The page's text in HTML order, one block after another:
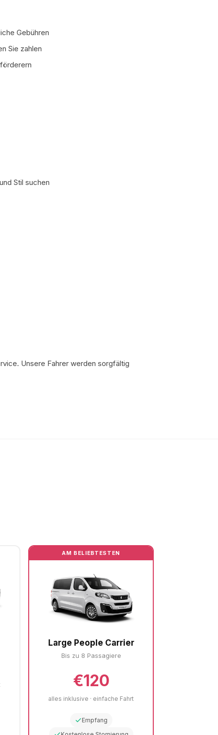
Gebühren
Sie zahlen
Stil suchen
Unsere Fahrer werden sorgfältig
AM BELIEBTESTEN
Large People Carrier
Bis zu 8 Passagiere
€120
alles inklusive · einfache Fahrt
Empfang